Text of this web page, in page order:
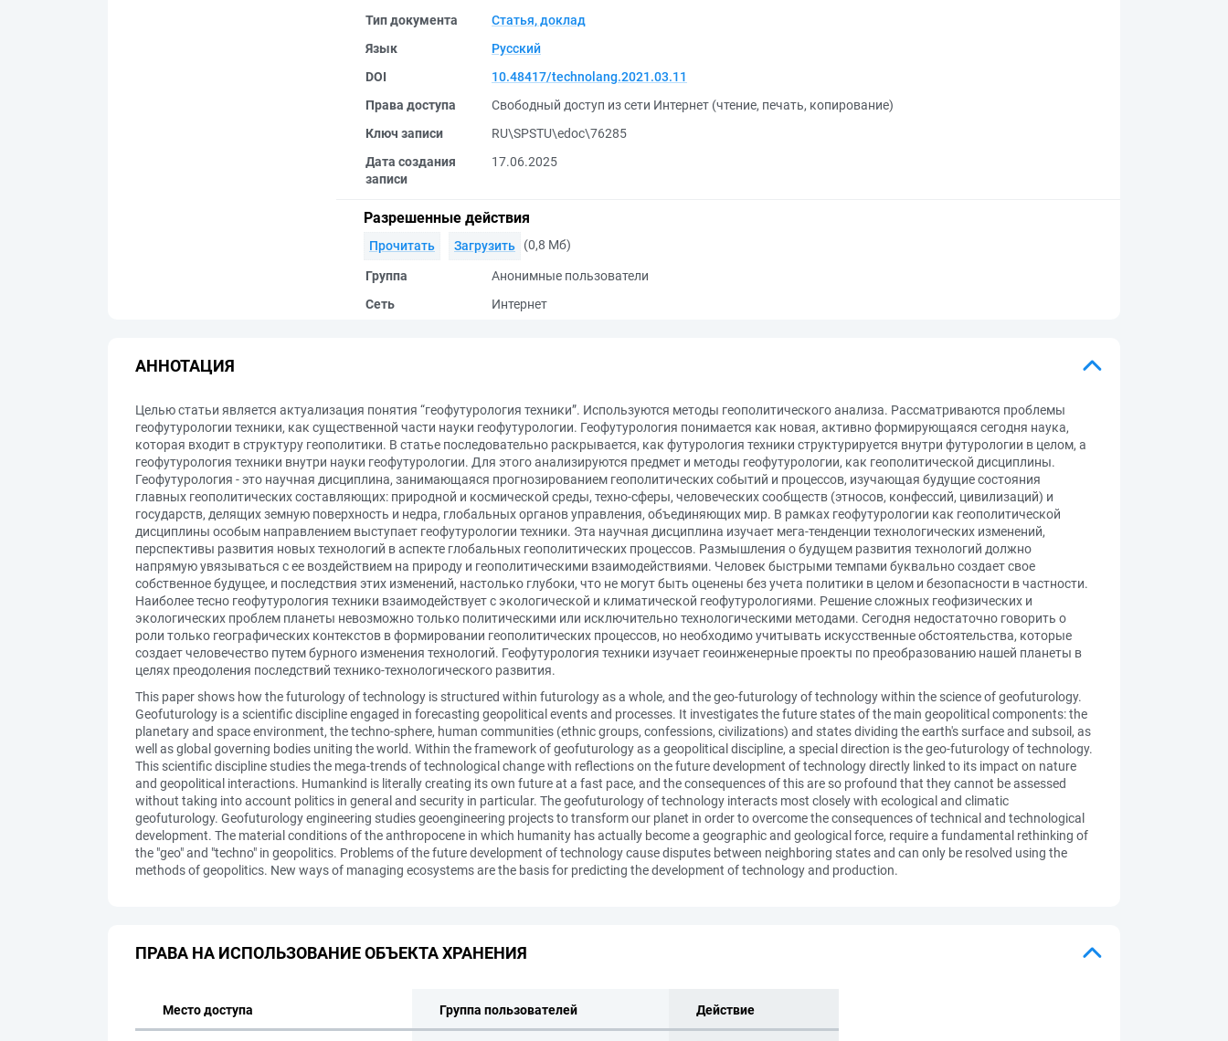
Тип документа
Статья, доклад
Язык
Русский
DOI
10.48417/technolang.2021.03.11
Права доступа
Свободный доступ из сети Интернет (чтение, печать, копирование)
Ключ записи
RU\SPSTU\edoc\76285
Дата создания
записи
17.06.2025
Разрешенные действия
Прочитать Загрузить (0,8 Мб)
Группа
Анонимные пользователи
Сеть
Интернет
АННОТАЦИЯ
Целью статьи является актуализация понятия “геофутурология техники”. Используются методы геополитического анализа. Рассматриваются проблемы
геофутурологии техники, как существенной части науки геофутурологии. Геофутурология понимается как новая, активно формирующаяся сегодня наука,
которая входит в структуру геополитики. В статье последовательно раскрывается, как футурология техники структурируется внутри футурологии в целом, а
геофутурология техники внутри науки геофутурологии. Для этого анализируются предмет и методы геофутурологии, как геополитической дисциплины.
Геофутурология - это научная дисциплина, занимающаяся прогнозированием геополитических событий и процессов, изучающая будущие состояния
главных геополитических составляющих: природной и космической среды, техно-сферы, человеческих сообществ (этносов, конфессий, цивилизаций) и
государств, делящих земную поверхность и недра, глобальных органов управления, объединяющих мир. В рамках геофутурологии как геополитической
дисциплины особым направлением выступает геофутурологии техники. Эта научная дисциплина изучает мега-тенденции технологических изменений,
перспективы развития новых технологий в аспекте глобальных геополитических процессов. Размышления о будущем развития технологий должно
напрямую увязываться с ее воздействием на природу и геополитическими взаимодействиями. Человек быстрыми темпами буквально создает свое
собственное будущее, и последствия этих изменений, настолько глубоки, что не могут быть оценены без учета политики в целом и безопасности в частности.
Наиболее тесно геофутурология техники взаимодействует с экологической и климатической геофутурологиями. Решение сложных геофизических и
экологических проблем планеты невозможно только политическими или исключительно технологическими методами. Сегодня недостаточно говорить о
роли только географических контекстов в формировании геополитических процессов, но необходимо учитывать искусственные обстоятельства, которые
создает человечество путем бурного изменения технологий. Геофутурология техники изучает геоинженерные проекты по преобразованию нашей планеты в
целях преодоления последствий технико-технологического развития.
This paper shows how the futurology of technology is structured within futurology as a whole, and the geo-futurology of technology within the science of geofuturology.
Geofuturology is a scientific discipline engaged in forecasting geopolitical events and processes. It investigates the future states of the main geopolitical components: the
planetary and space environment, the techno-sphere, human communities (ethnic groups, confessions, civilizations) and states dividing the earth's surface and subsoil, as
well as global governing bodies uniting the world. Within the framework of geofuturology as a geopolitical discipline, a special direction is the geo-futurology of technology.
This scientific discipline studies the mega-trends of technological change with reflections on the future development of technology directly linked to its impact on nature
and geopolitical interactions. Humankind is literally creating its own future at a fast pace, and the consequences of this are so profound that they cannot be assessed
without taking into account politics in general and security in particular. The geofuturology of technology interacts most closely with ecological and climatic
geofuturology. Geofuturology engineering studies geoengineering projects to transform our planet in order to overcome the consequences of technical and technological
development. The material conditions of the anthropocene in which humanity has actually become a geographic and geological force, require a fundamental rethinking of
the "geo" and "techno" in geopolitics. Problems of the future development of technology cause disputes between neighboring states and can only be resolved using the
methods of geopolitics. New ways of managing ecosystems are the basis for predicting the development of technology and production.
ПРАВА НА ИСПОЛЬЗОВАНИЕ ОБЪЕКТА ХРАНЕНИЯ
Место доступа Группа пользователей Действие